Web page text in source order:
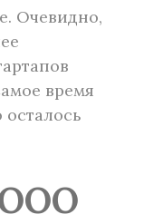
Очевидно,
время
ООО